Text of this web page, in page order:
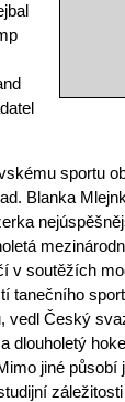
sportu
Blanka
v soutěžích
tanečního
vedl Český
dlouholetý
jiné působí